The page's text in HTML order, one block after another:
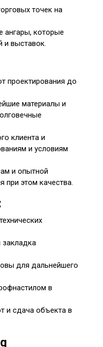
точек на
ангары, которые
и выставок.
проектирования до
материалы и
клиента и
и условиям
и опытной
при этом качества.
закладка
для дальнейшего
в
и сдача объекта в